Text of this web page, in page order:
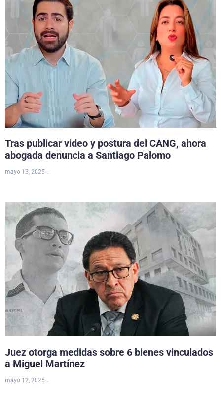
Tras publicar video y postura del CANG, ahora
abogada denuncia a Santiago Palomo
mayo 13, 2025
Juez otorga medidas sobre 6 bienes vinculados
a Miguel Martínez
mayo 12, 2025